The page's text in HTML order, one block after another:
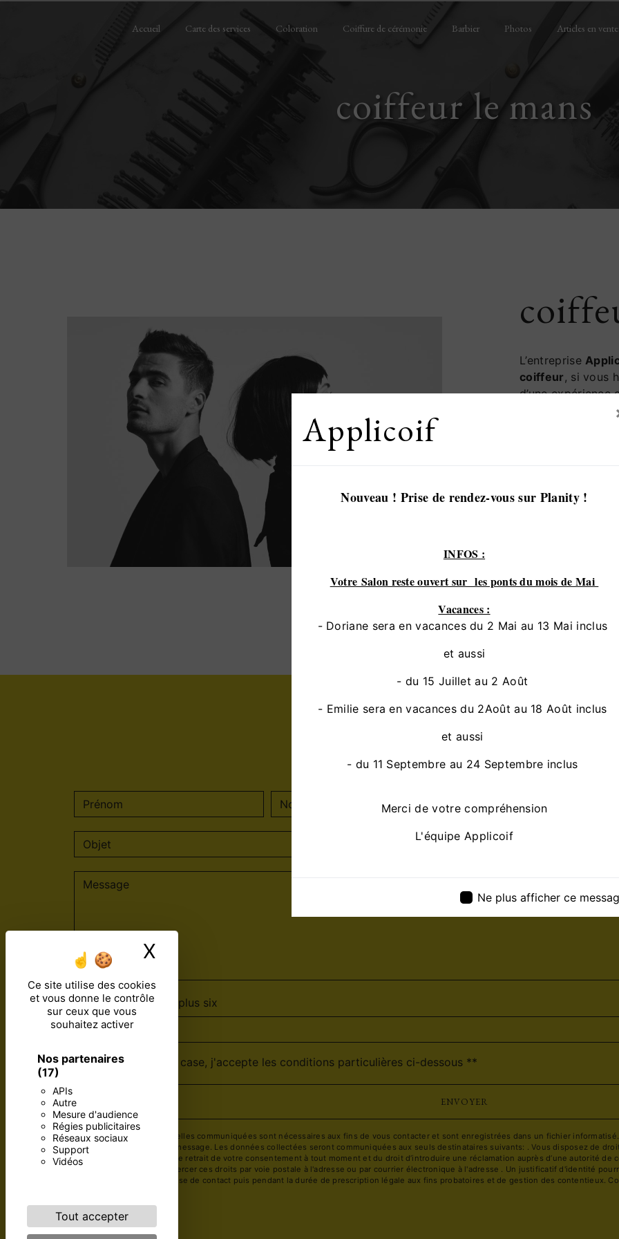
Ce site utilise des cookies
et vous donne le contrôle
sur ceux que vous
souhaitez activer
Nos partenaires
(17)
APIs
Autre
Mesure d'audience
Régies publicitaires
Réseaux sociaux
Support
Vidéos
Tout accepter
X
Applicoif
Nouveau ! Prise de rendez-vous sur Planity !
INFOS :
Votre Salon reste ouvert sur les ponts du mois de Mai
Vacances :
- Doriane sera en vacances du 2 Mai au 13 Mai inclus
et aussi
- du 15 Juillet au 2 Août
- Emilie sera en vacances du 2Août au 18 Août inclus
et aussi
- du 11 Septembre au 24 Septembre inclus
Merci de votre compréhension
L'équipe Applicoif
Ne plus afficher ce
Accueil Carte des services Coloration Coiffure de cérémonie Barbier Photos Articles en vente
coiffeur le mans
L’entreprise
coiffeur, si vous
d’une expérience
mettons tout en
projet decoiffeur
EN
Contactez nous
Combien font deux plus six
En cochant cette case, j'accepte les conditions particulières ci-dessous **
ENVOYER
** Les données personnelles communiquées sont nécessaires aux fins de vous contacter et sont enregistrées dans un fichier
but de répondre à votre message. Les données collectées seront communiquées aux seuls destinataires suivants: . Vous disposez de
limitation, d’opposition, de retrait de votre consentement à tout moment et du droit d’introduire une réclamation auprès d’une autorité de
mortem. Vous pouvez exercer ces droits par voie postale à l'adresse ou par courrier électronique à l'adresse . Un justificatif d'identité
pendant la période de prise de contact puis pendant la durée de prescription légale aux fins probatoires et de gestion des contentieux.